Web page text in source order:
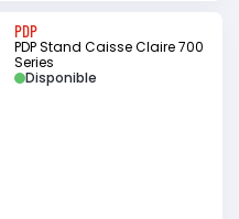
PDP
PDP Stand Caisse Claire 700
Series
Disponible